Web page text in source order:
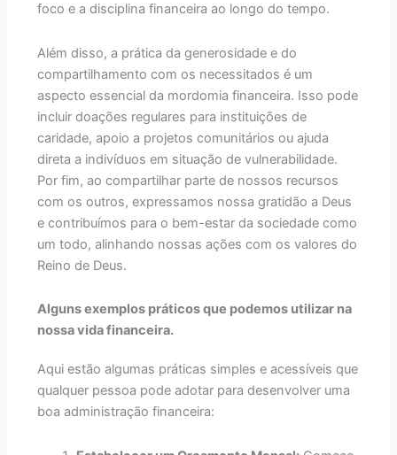
foco e a disciplina financeira ao longo do tempo.
Além disso, a prática da generosidade e do
compartilhamento com os necessitados é um
aspecto essencial da mordomia financeira. Isso pode
incluir doações regulares para instituições de
caridade, apoio a projetos comunitários ou ajuda
direta a indivíduos em situação de vulnerabilidade.
Por fim, ao compartilhar parte de nossos recursos
com os outros, expressamos nossa gratidão a Deus
e contribuímos para o bem-estar da sociedade como
um todo, alinhando nossas ações com os valores do
Reino de Deus.
Alguns exemplos práticos que podemos utilizar na
nossa vida financeira.
Aqui estão algumas práticas simples e acessíveis que
qualquer pessoa pode adotar para desenvolver uma
boa administração financeira: